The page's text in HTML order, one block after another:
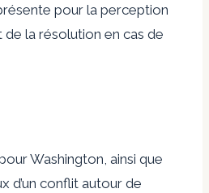
pour la perception
la résolution en cas de
Washington, ainsi que
d’un conflit autour de